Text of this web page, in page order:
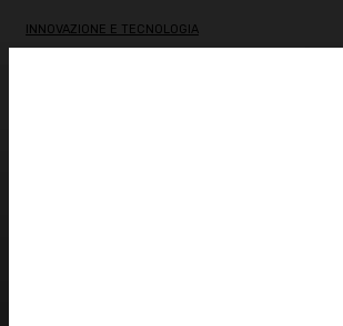
INNOVAZIONE E TECNOLOGIA
Virus creati con l’intelligenza
Restituire luce e vitalità allo
Spesa farmaceutica: +6% in un anno,